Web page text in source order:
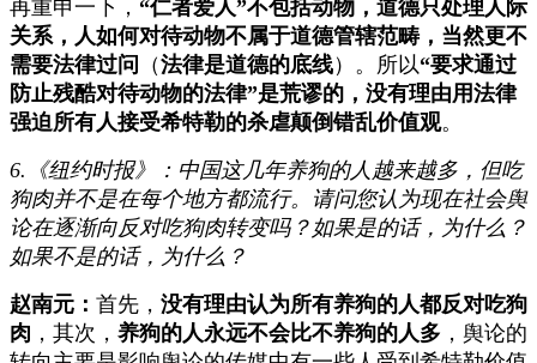
再重申一下， “仁者爱人”不包括动物，道德只处理人际
关系，人如何对待动物不属于道德管辖范畴，当然更不
需要法律过问
（法律是道德的底线）。所以“要求通过
防止残酷对待动物的法律”是荒谬的，没有理由用法律
强迫所有人接受希特勒的杀虐颠倒错乱价值观。
6.《纽约时报》：中国这几年养狗的人越来越多，但吃
狗肉并不是在每个地方都流行。请问您认为现在社会舆
论在逐渐向反对吃狗肉转变吗？如果是的话，为什么？
如果不是的话，为什么？
赵南元： 首先， 没有理由认为所有养狗的人都反对吃狗
肉 ，其次， 养狗的人永远不会比不养狗的人多 ，舆论的